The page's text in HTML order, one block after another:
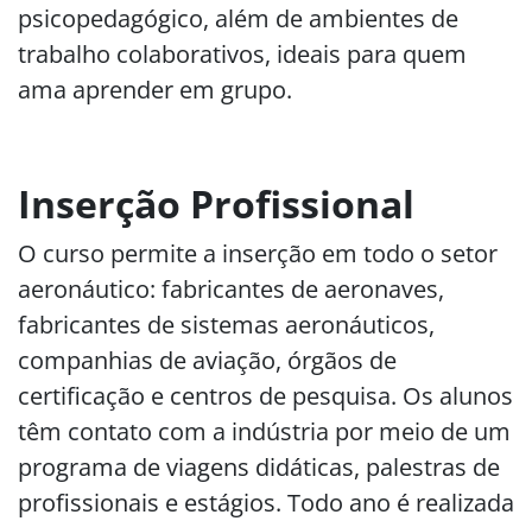
psicopedagógico, além de ambientes de
trabalho colaborativos, ideais para quem
ama aprender em grupo.
Inserção Profissional
O curso permite a inserção em todo o setor
aeronáutico: fabricantes de aeronaves,
fabricantes de sistemas aeronáuticos,
companhias de aviação, órgãos de
certificação e centros de pesquisa. Os alunos
têm contato com a indústria por meio de um
programa de viagens didáticas, palestras de
profissionais e estágios. Todo ano é realizada